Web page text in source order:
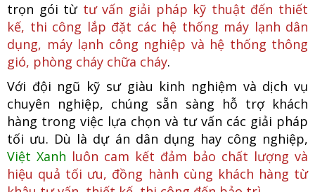
trọn gói từ tư vấn giải pháp kỹ thuật đến thiết
kế, thi công lắp đặt các hệ thống máy lạnh dân
dụng, máy lạnh công nghiệp và hệ thống thông
gió, phòng cháy chữa cháy.
Với đội ngũ kỹ sư giàu kinh nghiệm và dịch vụ
chuyên nghiệp, chúng sẵn sàng hỗ trợ khách
hàng trong việc lựa chọn và tư vấn các giải pháp
tối ưu. Dù là dự án dân dụng hay công nghiệp,
Việt Xanh luôn cam kết đảm bảo chất lượng và
hiệu quả tối ưu, đồng hành cùng khách hàng từ